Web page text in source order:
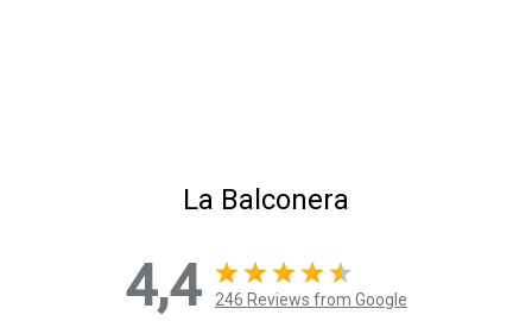
La Balconera
4,4 246 Reviews from Google